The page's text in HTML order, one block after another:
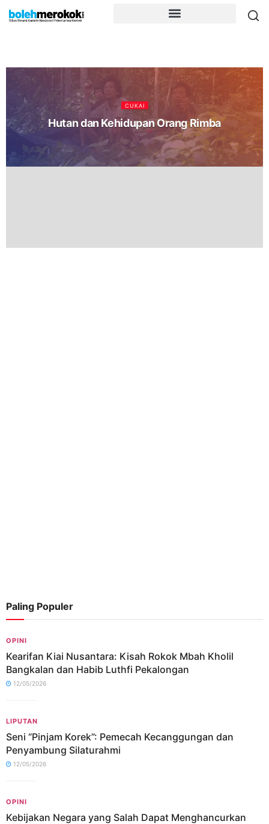
CUKAI
Hutan dan Kehidupan Orang Rimba
Paling Populer
OPINI
Kearifan Kiai Nusantara: Kisah Rokok Mbah Kholil
Bangkalan dan Habib Luthfi Pekalongan
12/05/2026
LIPUTAN
Seni “Pinjam Korek”: Pemecah Kecanggungan dan
Penyambung Silaturahmi
12/05/2026
OPINI
Kebijakan Negara yang Salah Dapat Menghancurkan